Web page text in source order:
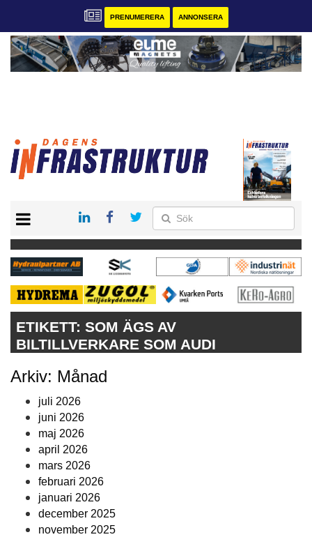
PRENUMERERA ANNONSERA
KONTAKT
VÅRA ANDRA MAGASIN
PRENUMERERA
ANNONSERA
ETIKETT: SOM ÄGS AV
BILTILLVERKARE SOM AUDI
Arkiv: Månad
juli 2026
juni 2026
maj 2026
april 2026
mars 2026
februari 2026
januari 2026
december 2025
november 2025